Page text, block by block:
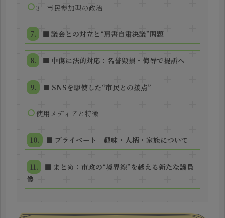
3｜市民参加型の政治
■ 議会との対立と“肩書自粛決議”問題
■ 中傷に法的対応：名誉毀損・侮辱で提訴へ
■ SNSを駆使した“市民との接点”
使用メディアと特徴
■ プライベート｜趣味・人柄・家族について
■ まとめ：市政の“境界線”を越える新たな議員
像